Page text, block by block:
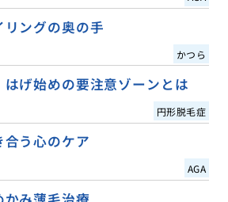
ングの奥の手
かつら
げ始めの要注意ゾーンとは
円形脱毛症
う心のケア
AGA